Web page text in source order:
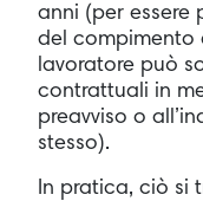
anni (per essere
del compimento
lavoratore può
contrattuali in
preavviso o
stesso).
In pratica, ciò si